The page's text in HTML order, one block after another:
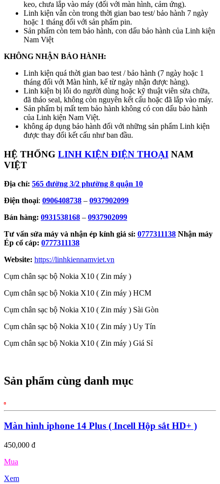
keo, chưa lắp vào máy (đối với màn hình, cảm ứng).
Linh kiện vẫn còn trong thời gian bao test/ bảo hành 7 ngày
hoặc 1 tháng đối với sản phẩm pin.
Sản phẩm còn tem bảo hành, con dấu bảo hành của Linh kiện
Nam Việt
KHÔNG NHẬN BẢO HÀNH:
Linh kiện quá thời gian bao test / bảo hành (7 ngày hoặc 1
tháng đối với Màn hình, kể từ ngày nhận được hàng).
Linh kiện bị lỗi do người dùng hoặc kỹ thuật viên sửa chữa,
đã tháo seal, không còn nguyên kết cấu hoặc đã lắp vào máy.
Sản phẩm bị mất tem bảo hành không có con dấu bảo hành
của Linh kiện Nam Việt.
không áp dụng bảo hành đối với những sản phẩm Linh kiện
được thay đổi kết cấu như ban đầu.
HỆ THỐNG LINH KIỆN ĐIỆN THOẠI NAM
VIỆT
Địa chỉ: 565 đường 3/2 phường 8 quận 10
Điện thoại: 0906408738 – 0937902099
Bán hàng: 0931538168 – 0937902099
Tư vấn sửa máy và nhận ép kính giá sỉ: 0777311138 Nhận máy
Ép cổ cáp: 0777311138
Website: https://linhkiennamviet.vn
Cụm chân sạc bộ Nokia X10 ( Zin máy )
Cụm chân sạc bộ Nokia X10 ( Zin máy ) HCM
Cụm chân sạc bộ Nokia X10 ( Zin máy ) Sài Gòn
Cụm chân sạc bộ Nokia X10 ( Zin máy ) Uy Tín
Cụm chân sạc bộ Nokia X10 ( Zin máy ) Giá Sỉ
Sản phẩm cùng danh mục
Màn hình iphone 14 Plus ( Incell Hộp sắt HD+ )
450,000 đ
Mua
Xem